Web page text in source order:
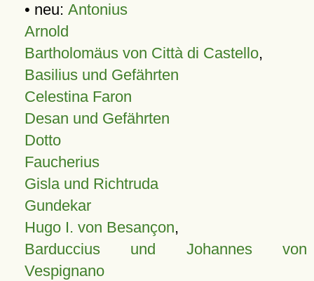
• neu: Antonius
Arnold
Bartholomäus von Città di Castello,
Basilius und Gefährten
Celestina Faron
Desan und Gefährten
Dotto
Faucherius
Gisla und Richtruda
Gundekar
Hugo I. von Besançon,
Barduccius und Johannes von
Vespignano